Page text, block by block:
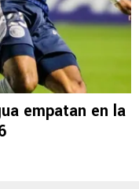
empatan en la